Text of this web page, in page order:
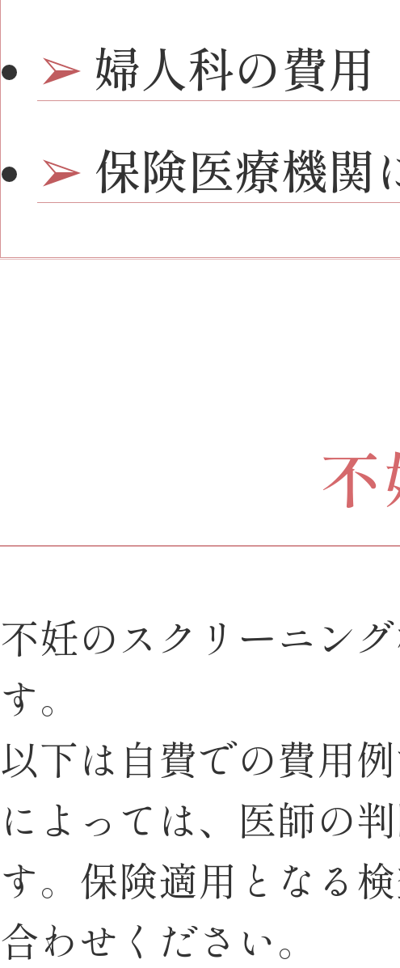
婦人科の費用
保険医療機関
不妊のスクリーニン
す。
以下は自費での費用
によっては、医師の
す。保険適用となる
合わせください。